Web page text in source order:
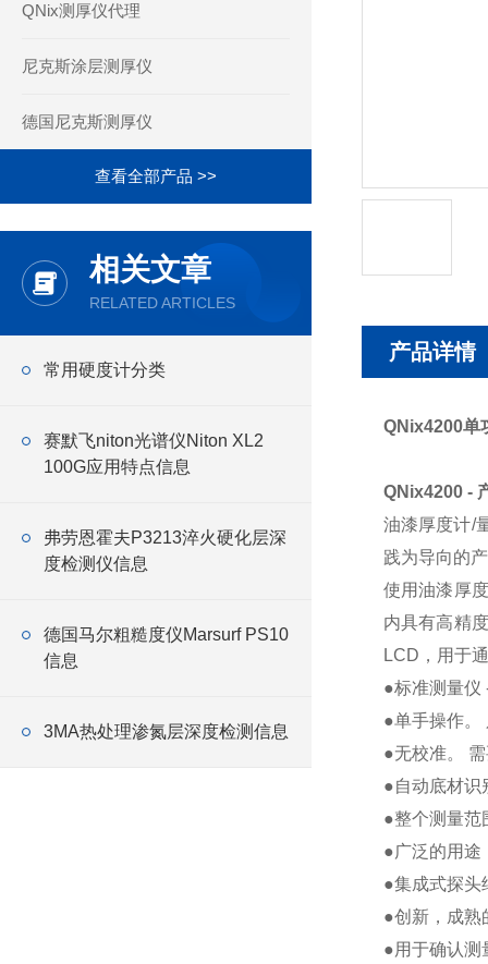
QNix测厚仪代理
尼克斯涂层测厚仪
德国尼克斯测厚仪
查看全部产品 >>
相关文章
RELATED ARTICLES
常用硬度计分类
赛默飞niton光谱仪Niton XL2
100G应用特点信息
弗劳恩霍夫P3213淬火硬化层深
度检测仪信息
德国马尔粗糙度仪Marsurf PS10
信息
3MA热处理渗氮层深度检测信息
产品详情
QNix4200单
QNix4200 -
油漆厚度计/
践为导向的
使用油漆厚
内具有高精
LCD，用于
●标准测量仪
●单手操作。
●无校准。
●自动底材识
●整个测量范
●广泛的用途
●集成式探头
●创新，成熟
●用于确认测